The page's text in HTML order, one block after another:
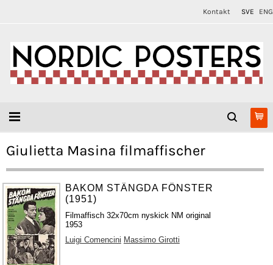
Kontakt SVE ENG
Giulietta Masina filmaffischer
BAKOM STÄNGDA FÖNSTER
(1951)
Filmaffisch 32x70cm nyskick NM original
1953
Luigi Comencini Massimo Girotti